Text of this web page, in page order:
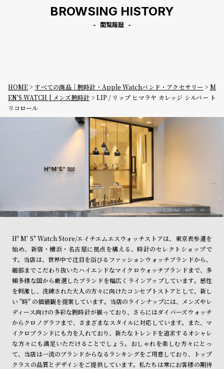
BROWSING HISTORY
閲覧履歴
HOME すべての商品｜腕時計・Apple Watchバンド・アクセサリー
M
EN'S WATCH | メンズ腕時計
LIP / リップ ヒマラヤ カレッジ シルバー ト
リコロール
Hº M' S" Watch Store/エイチエムエスウォッチストアは、東京表参道を
始め、新宿・横浜・名古屋に拠点を構える、時計のセレクトショップで
す。当店は、世界中で注目を浴びるファッションウォッチブランドから、
細部までこだわり抜いたハイエンドなマイクロウォッチブランドまで、多
種多様な国から厳選したブランドを幅広くラインアップしています。感性
を刺激し、洗練された大人の方々に向けたコンセプトストアとして、新し
い "時" の価値観を提案しています。当店のラインナップには、メンズやレ
ディース向けの多彩な腕時計が揃っており、さらにはダイバーズウォッチ
からクロノグラフまで、さまざまなスタイルに対応しています。また、マ
イクロブランドにも力を入れており、新たなトレンドを追求するオシャレ
な方々にも満足いただけることでしょう。おしゃれを楽しむ方々にとっ
て、当店は一流のブランドからなるランキングをご用意しており、トップ
クラスの品質とデザインをご提供しています。私たちは常にお客様の期待